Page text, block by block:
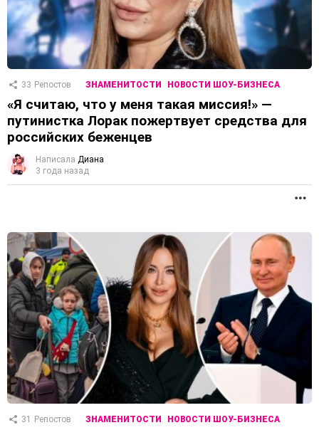
33 Репостов ЗНАМЕНИТОСТИ НОВОСТИ ШОУ-БИЗНЕСА
«Я считаю, что у меня такая миссия!» —
путинистка Лорак пожертвует средства для
российских беженцев
Написала Диана
3 года назад
31 Репостов ЗНАМЕНИТОСТИ НОВОСТИ ШОУ-БИЗНЕСА